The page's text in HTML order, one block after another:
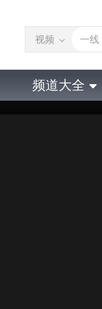
视频
频道大全